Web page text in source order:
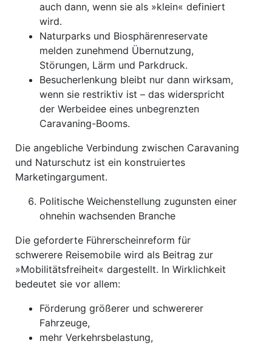
auch dann, wenn sie als »klein« definiert
wird.
Naturparks und Biosphärenreservate
melden zunehmend Übernutzung,
Störungen, Lärm und Parkdruck.
Besucherlenkung bleibt nur dann wirksam,
wenn sie restriktiv ist – das widerspricht
der Werbeidee eines unbegrenzten
Caravaning-Booms.
Die angebliche Verbindung zwischen Caravaning
und Naturschutz ist ein konstruiertes
Marketingargument.
Politische Weichenstellung zugunsten einer
ohnehin wachsenden Branche
Die geforderte Führerscheinreform für
schwerere Reisemobile wird als Beitrag zur
»Mobilitätsfreiheit« dargestellt. In Wirklichkeit
bedeutet sie vor allem:
Förderung größerer und schwererer
Fahrzeuge,
mehr Verkehrsbelastung,